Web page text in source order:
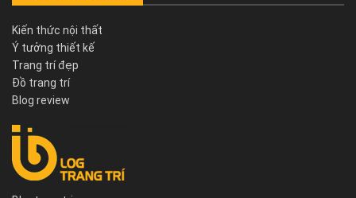
Kiến thức nội thất
Ý tưởng thiết kế
Trang trí đẹp
Đồ trang trí
Blog review